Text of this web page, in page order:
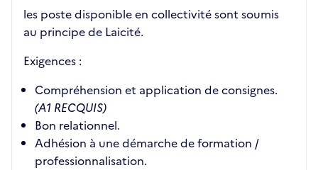
les poste disponible en collectivité sont soumis
au principe de Laicité.
Exigences :
Compréhension et application de consignes.
(A1 RECQUIS)
Bon relationnel.
Adhésion à une démarche de formation /
professionnalisation.